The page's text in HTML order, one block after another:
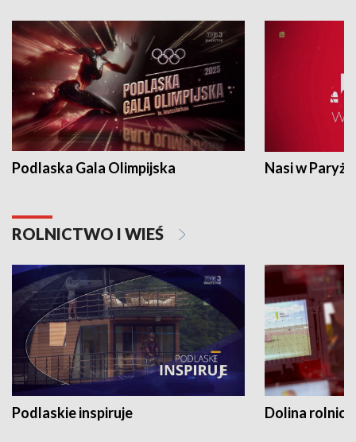
Podlaska Gala Olimpijska Nasi w Paryżu
ROLNICTWO I WIEŚ
Podlaskie inspiruje Dolina